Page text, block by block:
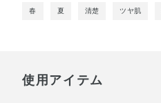
春 夏 清楚 ツヤ肌
使用アイテム